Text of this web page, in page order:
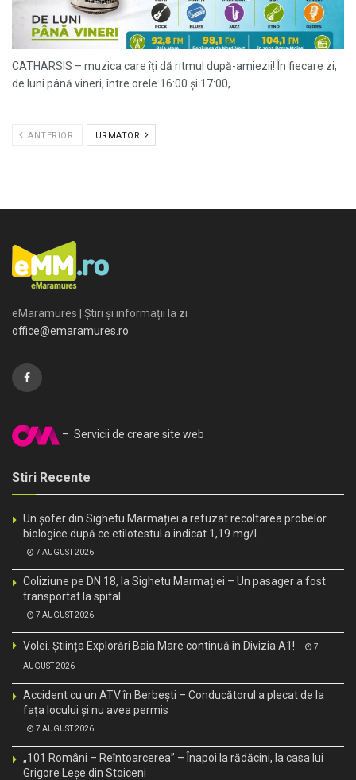
CATHARSIS – muzica care îți dă ritmul după-amiezii! În fiecare zi,
de luni până vineri, între orele 16:00 și 17:00,...
ANTERIOR URMATOR
eMaramures | Știri și informații la zi
office@emaramures.ro
– Servicii de creare site web
Stiri Recente
Un șofer din Sighetu Marmației a refuzat recoltarea probelor
biologice după ce etilotestul a indicat 1,19 mg/l
7 AUGUST 2026
Coliziune pe DN 18, la Sighetu Marmației – Un pasager a fost
transportat la spital
7 AUGUST 2026
Volei. Știința Explorări Baia Mare continuă în Divizia A1! 7
AUGUST 2026
Accident cu un ATV în Berbești – Conducătorul a plecat de la
fața locului și nu avea permis
7 AUGUST 2026
„101 Români – Reîntoarcerea” – Înapoi la rădăcini, la casa lui
Grigore Leșe din Stoiceni